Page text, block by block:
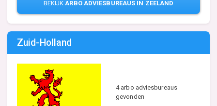
BEKIJKARBO ADVIESBUREAUS IN ZEELAND
Zuid-Holland
4 arbo adviesbureaus
gevonden